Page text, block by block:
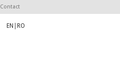
Contact
EN RO